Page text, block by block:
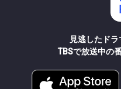
見逃したド
TBSで放送中の